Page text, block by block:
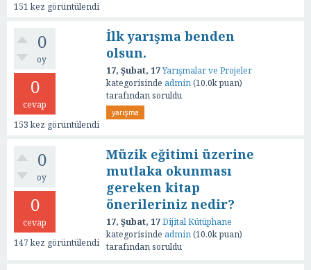
151kez görüntülendi
0
oy
0
cevap
153kez görüntülendi
İlk yarışma benden
olsun.
17, Şubat, 17Yarışmalar ve Projeler
kategorisinde admin(10.0kpuan)
tarafından soruldu
yarışma
0
oy
0
cevap
147kez görüntülendi
Müzik eğitimi üzerine
mutlaka okunması
gereken kitap
önerileriniz nedir?
17, Şubat, 17Dijital Kütüphane
kategorisinde admin(10.0kpuan)
tarafından soruldu